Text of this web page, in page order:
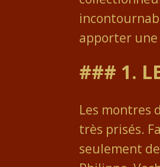
apporter une
### 1.
Les montres
très prisés.
seulement